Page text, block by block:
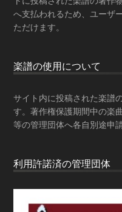
へ支払われるため、ユーザ
ただけます。
楽譜の使用について
サイト内に投稿された楽譜
す。著作権保護期間中の楽
等の管理団体へ各自別途申
利用許諾済の管理団体